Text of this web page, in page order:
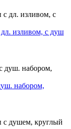
изливом, с душ
набором,